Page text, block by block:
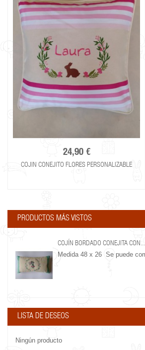
24,90 €
COJIN CONEJITO FLORES PERSONALIZABLE
PRODUCTOS MÁS VISTOS
COJÍN BORDADO CONEJITA CON...
Medida 48 x 26 Se puede
LISTA DE DESEOS
Ningún producto